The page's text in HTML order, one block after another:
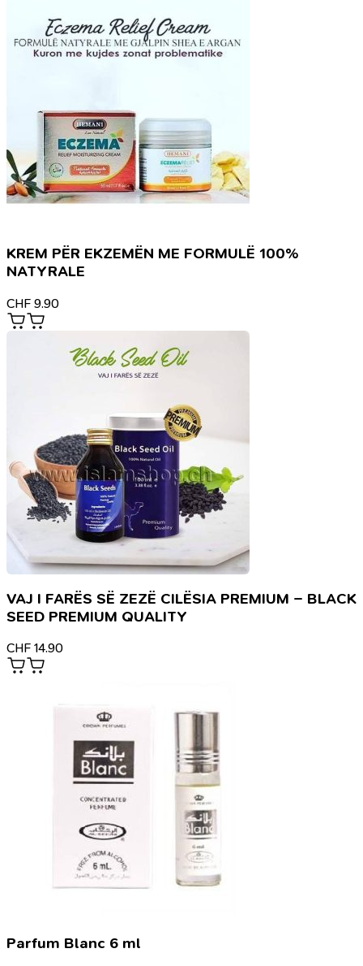
KREM PËR EKZEMËN ME FORMULË 100%
NATYRALE
CHF 9.90
VAJ I FARËS SË ZEZË CILËSIA PREMIUM – BLACK
SEED PREMIUM QUALITY
CHF 14.90
Parfum Blanc 6 ml